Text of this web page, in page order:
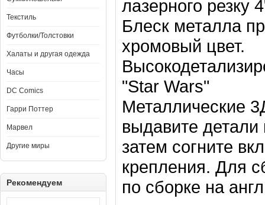
Текстиль
Футболки/Толстовки
Халаты и другая одежда
Часы
DC Comics
Гарри Поттер
Марвел
Другие миры
Рекомендуем
лазерного резку
Блеск металла
хромовый цвет.
Высоко
"Star Wars"
Металлические
выдавите детали
затем согните
крепления. Для
по сборке на